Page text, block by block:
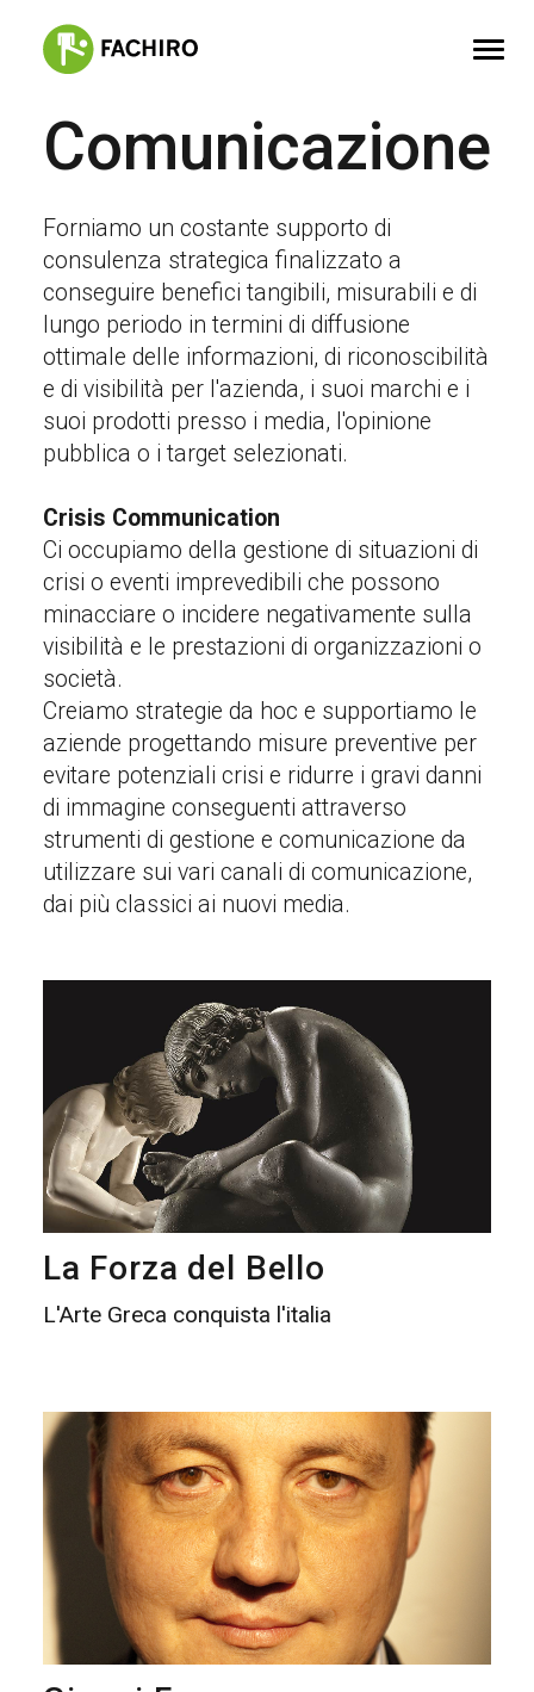
FACHIRO
SERVIZI
PORTFOLIO
CONTATTI
Comunicazione
Forniamo un costante supporto di
consulenza strategica finalizzato a
conseguire benefici tangibili, misurabili e di
lungo periodo in termini di diffusione
ottimale delle informazioni, di riconoscibilità
e di visibilità per l'azienda, i suoi marchi e i
suoi prodotti presso i media, l'opinione
pubblica o i target selezionati.
Crisis Communication
Ci occupiamo della gestione di situazioni di
crisi o eventi imprevedibili che possono
minacciare o incidere negativamente sulla
visibilità e le prestazioni di organizzazioni o
società.
Creiamo strategie da hoc e supportiamo le
aziende progettando misure preventive per
evitare potenziali crisi e ridurre i gravi danni
di immagine conseguenti attraverso
strumenti di gestione e comunicazione da
utilizzare sui vari canali di comunicazione,
dai più classici ai nuovi media.
La Forza del Bello
L'Arte Greca conquista l'italia